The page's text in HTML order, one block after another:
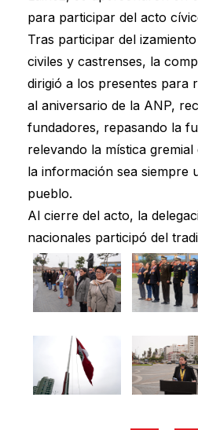
para participar del acto
Tras participar del
civiles y castrenses, la
dirigió a los presentes para
al aniversario de la ANP,
fundadores, repasando la
relevando la mística
la información sea siempre
pueblo.
Al cierre del acto, la
nacionales participó del